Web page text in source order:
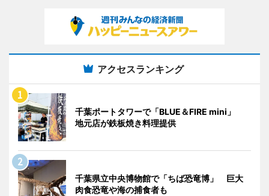
アクセスランキング
千葉ポートタワーで「BLUE＆FIRE mini」
地元店が鉄板焼き料理提供
千葉県立中央博物館で「ちば恐竜博」 巨大
肉食恐竜や海の捕食者も